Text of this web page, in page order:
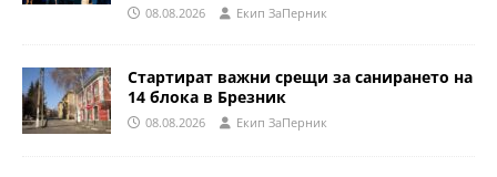
08.08.2026 Eкип ЗаПерник
Стартират важни срещи за санирането на
14 блока в Брезник
08.08.2026 Eкип ЗаПерник